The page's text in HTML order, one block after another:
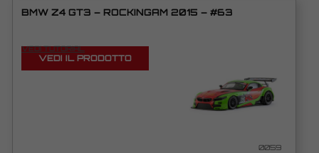
BMW Z4 GT3 – ROCKINGAM 2015 – #63
VEDI TUTORIAL
VEDI IL PRODOTTO
0059